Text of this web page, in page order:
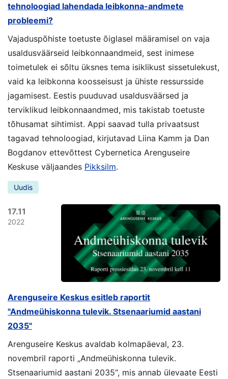
tehnoloogiad lahendada leibkonna-andmete
probleemi?
Vajaduspõhiste toetuste õiglasel määramisel on vaja
usaldusväärseid leibkonnaandmeid, sest inimese
toimetulek ei sõltu üksnes tema isiklikust sissetulekust,
vaid ka leibkonna koosseisust ja ühiste ressursside
jagamisest. Eestis puuduvad usaldusväärsed ja
terviklikud leibkonnaandmed, mis takistab toetuste
tõhusamat sihtimist. Appi saavad tulla privaatsust
tagavad tehnoloogiad, kirjutavad Liina Kamm ja Dan
Bogdanov ettevõttest Cybernetica Arenguseire
Keskuse väljaandes Pikksilm.
Uudis
17.11
2022
Arenguseire Keskus esitleb raportit
"Andmeühiskonna tulevik. Stsenaariumid aastani
2035"
Arenguseire Keskus avaldab kolmapäeval, 23.
novembril raporti „Andmeühiskonna tulevik.
Stsenaariumid aastani 2035“, mis annab ülevaate Eesti